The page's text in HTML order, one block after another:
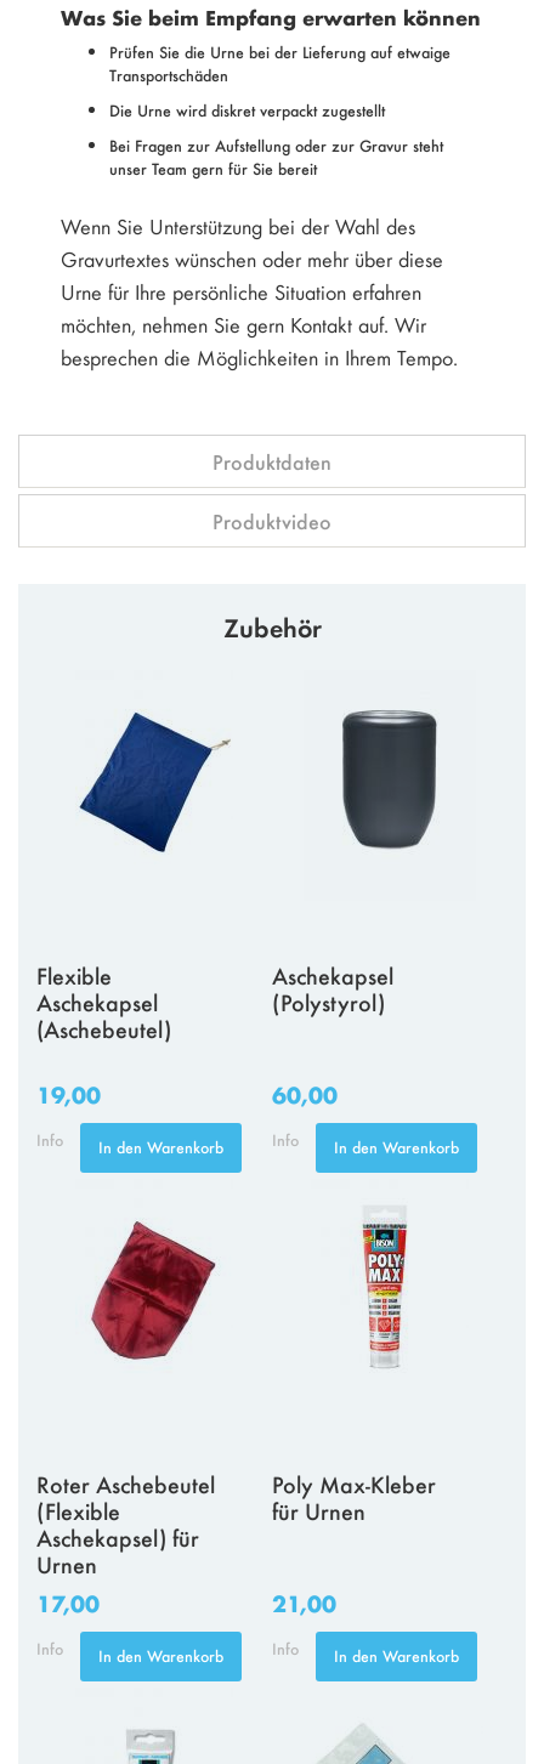
Was Sie beim Empfang erwarten können
Prüfen Sie die Urne bei der Lieferung auf etwaige
Transportschäden
Die Urne wird diskret verpackt zugestellt
Bei Fragen zur Aufstellung oder zur Gravur steht
unser Team gern für Sie bereit
Wenn Sie Unterstützung bei der Wahl des
Gravurtextes wünschen oder mehr über diese
Urne für Ihre persönliche Situation erfahren
möchten, nehmen Sie gern Kontakt auf. Wir
besprechen die Möglichkeiten in Ihrem Tempo.
Produktdaten
Produktvideo
Zubehör
Flexible
Aschekapsel
(Aschebeutel)
19,00
Info In den Warenkorb
Aschekapsel
(Polystyrol)
60,00
Info In den Warenkorb
Roter Aschebeutel
(Flexible
Aschekapsel) für
Urnen
17,00
Info In den Warenkorb
Poly Max-Kleber
für Urnen
21,00
Info In den Warenkorb